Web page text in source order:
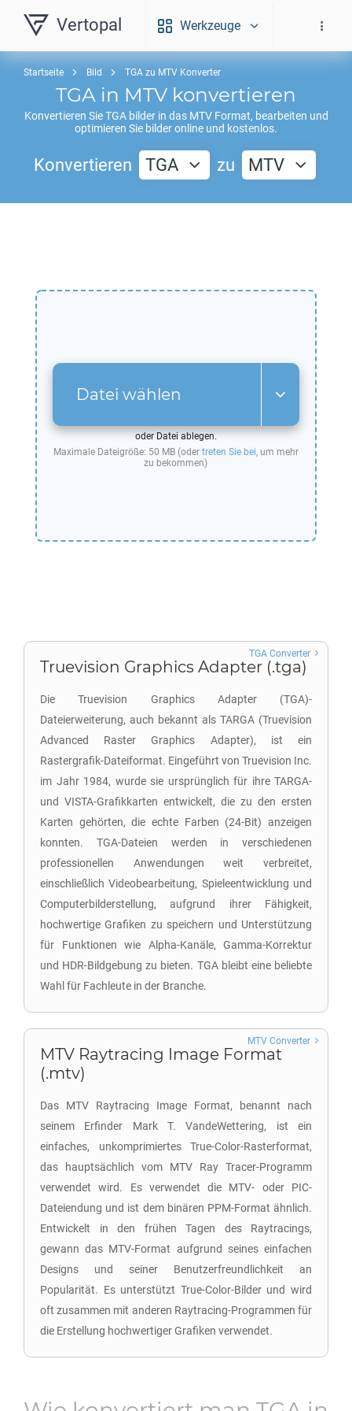
Vertopal Werkzeuge
Startseite Bild TGA zu MTV Konverter
TGA in MTV konvertieren
Konvertieren SieTGAbilder in das MTVFormat, bearbeiten und
optimieren Sie bilder online und kostenlos.
Konvertieren TGA zu MTV
Datei wählen
oder Datei ablegen.
Maximale Dateigröße: 50 MB (oder treten Sie bei, um mehr
zu bekommen)
Truevision Graphics Adapter (.tga)
Die Truevision Graphics Adapter (TGA)-
Dateierweiterung, auch bekannt als TARGA (Truevision
Advanced Raster Graphics Adapter), ist ein
Rastergrafik-Dateiformat. Eingeführt von Truevision Inc.
im Jahr 1984, wurde sie ursprünglich für ihre TARGA-
und VISTA-Grafikkarten entwickelt, die zu den ersten
Karten gehörten, die echte Farben (24-Bit) anzeigen
konnten. TGA-Dateien werden in verschiedenen
professionellen Anwendungen weit verbreitet,
einschließlich Videobearbeitung, Spieleentwicklung und
Computerbilderstellung, aufgrund ihrer Fähigkeit,
hochwertige Grafiken zu speichern und Unterstützung
für Funktionen wie Alpha-Kanäle, Gamma-Korrektur
und HDR-Bildgebung zu bieten. TGA bleibt eine beliebte
Wahl für Fachleute in der Branche.
TGA Converter
MTV Raytracing Image Format
(.mtv)
Das MTV Raytracing Image Format, benannt nach
seinem Erfinder Mark T. VandeWettering, ist ein
einfaches, unkomprimiertes True-Color-Rasterformat,
das hauptsächlich vom MTV Ray Tracer-Programm
verwendet wird. Es verwendet die MTV- oder PIC-
Dateiendung und ist dem binären PPM-Format ähnlich.
Entwickelt in den frühen Tagen des Raytracings,
gewann das MTV-Format aufgrund seines einfachen
Designs und seiner Benutzerfreundlichkeit an
Popularität. Es unterstützt True-Color-Bilder und wird
oft zusammen mit anderen Raytracing-Programmen für
die Erstellung hochwertiger Grafiken verwendet.
MTV Converter